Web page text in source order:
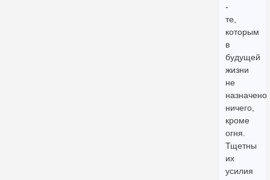
-
те,
которым
в
будущей
жизни
не
назначено
ничего,
кроме
огня.
Тщетны
их
усилия